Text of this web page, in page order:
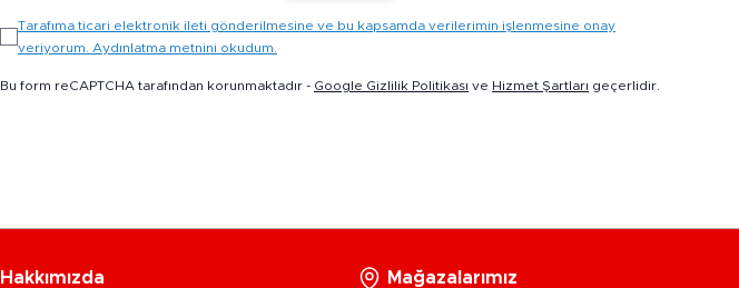
Tarafıma ticari elektronik ileti gönderilmesine ve bu kapsamda verilerimin işlenmesine onay
veriyorum. Aydınlatma metnini okudum.
Bu form reCAPTCHA tarafından korunmaktadır - Google Gizlilik Politikası ve Hizmet Şartları geçerlidir.
Hakkımızda Mağazalarımız